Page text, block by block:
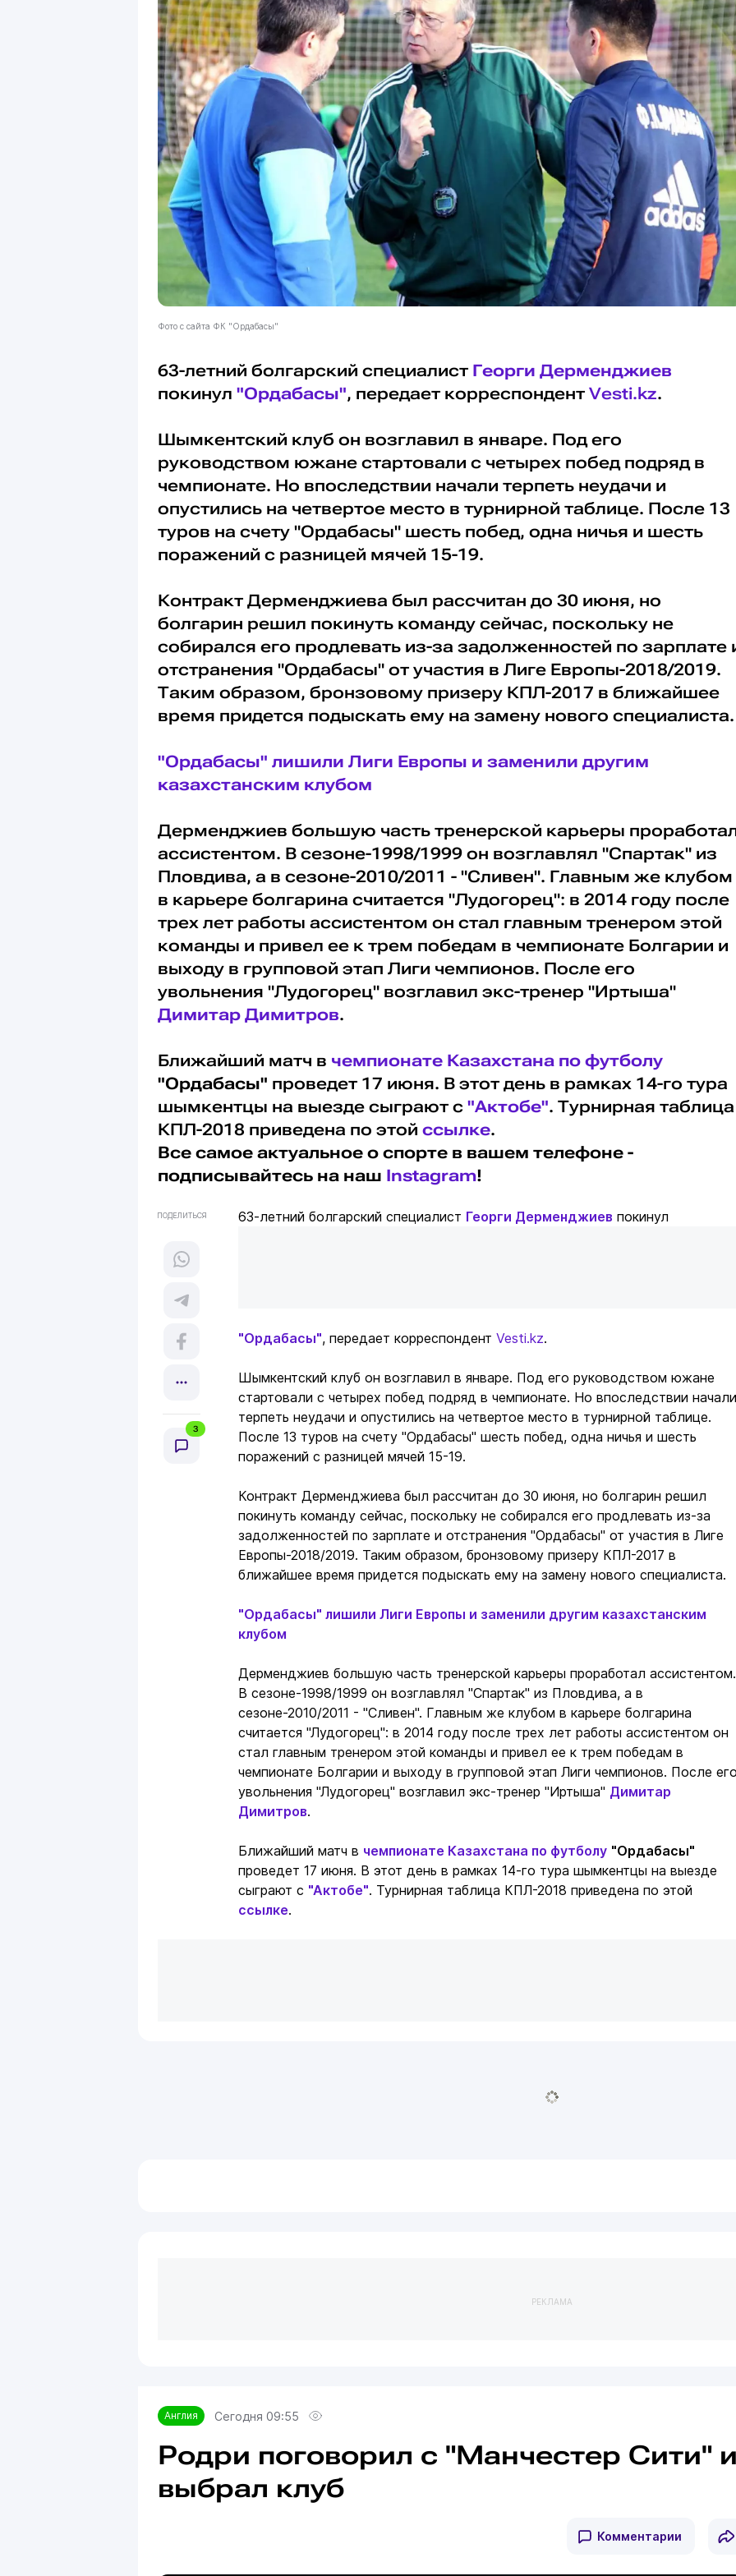
Фото с сайта ФК "Ордабасы"
63-летний болгарский специалист Георги Дерменджиев
покинул "Ордабасы", передает корреспондент Vesti.kz.
Шымкентский клуб он возглавил в январе. Под его
руководством южане стартовали с четырех побед подряд в
чемпионате. Но впоследствии начали терпеть неудачи и
опустились на четвертое место в турнирной таблице. После 13
туров на счету "Ордабасы" шесть побед, одна ничья и шесть
поражений с разницей мячей 15-19.
Контракт Дерменджиева был рассчитан до 30 июня, но
болгарин решил покинуть команду сейчас, поскольку не
собирался его продлевать из-за задолженностей по зарплате
отстранения "Ордабасы" от участия в Лиге Европы-2018/2019.
Таким образом, бронзовому призеру КПЛ-2017 в ближайшее
время придется подыскать ему на замену нового специалиста.
"Ордабасы" лишили Лиги Европы и заменили другим
казахстанским клубом
Дерменджиев большую часть тренерской карьеры
ассистентом. В сезоне-1998/1999 он возглавлял "Спартак" из
Пловдива, а в сезоне-2010/2011 - "Сливен". Главным же клубом
в карьере болгарина считается "Лудогорец": в 2014 году после
трех лет работы ассистентом он стал главным тренером этой
команды и привел ее к трем победам в чемпионате Болгарии и
выходу в групповой этап Лиги чемпионов. После его
увольнения "Лудогорец" возглавил экс-тренер "Иртыша"
Димитар Димитров.
Ближайший матч в чемпионате Казахстана по футболу
"Ордабасы" проведет 17 июня. В этот день в рамках 14-го тура
шымкентцы на выезде сыграют с "Актобе". Турнирная таблица
КПЛ-2018 приведена по этой ссылке.
Все самое актуальное о спорте в вашем телефоне -
подписывайтесь на наш Instagram!
ПОДЕЛИТЬСЯ
3
63-летний болгарский специалист Георги Дерменджиев покинул
"Ордабасы", передает корреспондент Vesti.kz.
Шымкентский клуб он возглавил в январе. Под его руководством южане
стартовали с четырех побед подряд в чемпионате. Но впоследствии начали
терпеть неудачи и опустились на четвертое место в турнирной таблице.
После 13 туров на счету "Ордабасы" шесть побед, одна ничья и шесть
поражений с разницей мячей 15-19.
Контракт Дерменджиева был рассчитан до 30 июня, но болгарин решил
покинуть команду сейчас, поскольку не собирался его продлевать из-за
задолженностей по зарплате и отстранения "Ордабасы" от участия в Лиге
Европы-2018/2019. Таким образом, бронзовому призеру КПЛ-2017 в
ближайшее время придется подыскать ему на замену нового специалиста.
"Ордабасы" лишили Лиги Европы и заменили другим казахстанским
клубом
Дерменджиев большую часть тренерской карьеры проработал ассистентом.
В сезоне-1998/1999 он возглавлял "Спартак" из Пловдива, а в
сезоне-2010/2011 - "Сливен". Главным же клубом в карьере болгарина
считается "Лудогорец": в 2014 году после трех лет работы ассистентом он
стал главным тренером этой команды и привел ее к трем победам в
чемпионате Болгарии и выходу в групповой этап Лиги чемпионов. После
увольнения "Лудогорец" возглавил экс-тренер "Иртыша" Димитар
Димитров.
Ближайший матч в чемпионате Казахстана по футболу "Ордабасы"
проведет 17 июня. В этот день в рамках 14-го тура шымкентцы на выезде
сыграют с "Актобе". Турнирная таблица КПЛ-2018 приведена по этой
ссылке.
РЕКЛАМА
Англия Сегодня 09:55
Родри поговорил с "Манчестер Сити"
выбрал клуб
Комментарии